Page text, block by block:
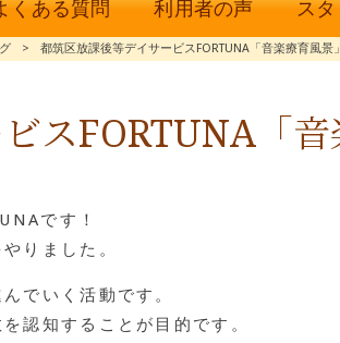
くある質問 利用者の声 ス
> 都筑区放課後等デイサービスFORTUNA「音楽療育風景」
スFORTUNA「音
です！
りました。
でいく活動です。
認知することが目的です。